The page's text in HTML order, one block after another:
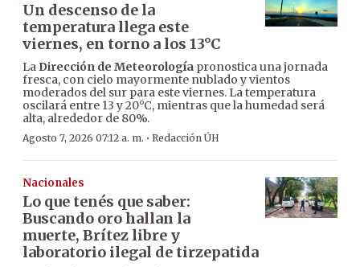
Un descenso de la
temperatura llega este
viernes, en torno a los 13°C
La Dirección de Meteorología pronostica una jornada
fresca, con cielo mayormente nublado y vientos
moderados del sur para este viernes. La temperatura
oscilará entre 13 y 20°C, mientras que la humedad será
alta, alrededor de 80%.
Agosto 7, 2026 07:12 a. m. · Redacción ÚH
Nacionales
Lo que tenés que saber:
Buscando oro hallan la
muerte, Brítez libre y
laboratorio ilegal de tirzepatida